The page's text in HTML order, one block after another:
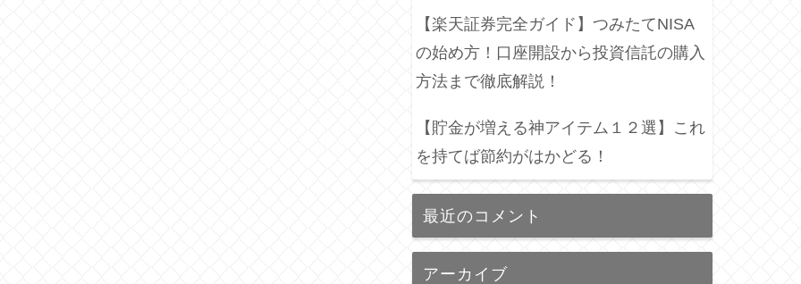
【楽天証券完全ガイド】つみたてNISA
の始め方！口座開設から投資信託の購入
方法まで徹底解説！
【貯金が増える神アイテム１２選】これ
を持てば節約がはかどる！
最近のコメント
アーカイブ